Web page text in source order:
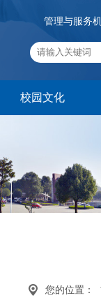
管理与服务
校园文化
您的位置：